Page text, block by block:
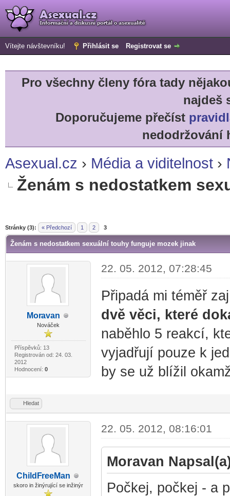
Vítejte návštevníku! Přihlásit se Registrovat se
Pro všechny členy fóra tady
najdeš
Doporučujeme přečíst
nedodržování
Asexual.cz › Média a viditelnost ›
Ženám s nedostatkem
Stránky (3): « Předchozí 1 2 3
Ženám s nedostatkem sexuální touhy funguje mozek jinak
Moravan
Nováček
Příspěvků: 13
Registrován od: 24. 03.
2012
Hodnocení: 0
22. 05. 2012, 07:28:45
Připadá mi téměř
dvě věci, které
naběhlo 5 reakcí,
vyjadřují pouze k
by se už blížil
Hledat
ChildFreeMan
skoro in žinýrující se inžinýr
22. 05. 2012, 08:16:01
Moravan
Počkej, počkej - a